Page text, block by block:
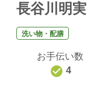
長谷川明実
洗い物・配膳
お手伝い数
4